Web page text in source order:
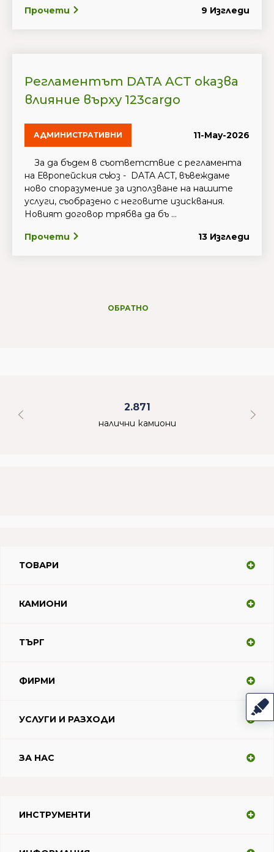
Прочети 9 Изгледи
Регламентът DATA ACT оказва
влияние върху 123cargo
АДМИНИСТРАТИВНИ 11-May-2026
За да бъдем в съответствие с регламента
на Европейския съюз - DATA ACT, въвеждаме
ново споразумение за използване на нашите
услуги, съобразено с неговите изисквания.
Новият договор трябва да бъ ...
Прочети 13 Изгледи
ОБРАТНО
2.871
налични камиони
ТОВАРИ
КАМИОНИ
ТЪРГ
ФИРМИ
УСЛУГИ И РАЗХОДИ
ЗА НАС
ИНСТРУМЕНТИ